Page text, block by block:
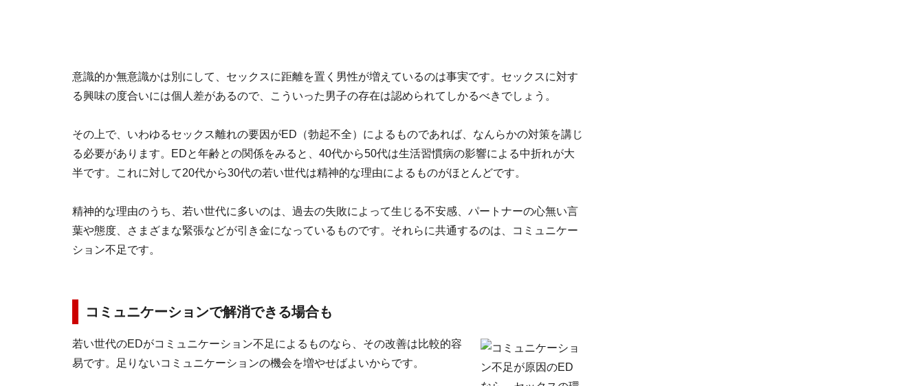
意識的か無意識かは別にして、セックスに距離を置く男性が増えているのは事実です。セックスに対す
る興味の度合いには個人差があるので、こういった男子の存在は認められてしかるべきでしょう。
その上で、いわゆるセックス離れの要因がED（勃起不全）によるものであれば、なんらかの対策を講じ
る必要があります。EDと年齢との関係をみると、40代から50代は生活習慣病の影響による中折れが大
半です。これに対して20代から30代の若い世代は精神的な理由によるものがほとんどです。
精神的な理由のうち、若い世代に多いのは、過去の失敗によって生じる不安感、パートナーの心無い言
葉や態度、さまざまな緊張などが引き金になっているものです。それらに共通するのは、コミュニケー
ション不足です。
コミュニケーションで解消できる場合も
若い世代のEDがコミュニケーション不足によるものなら、その改善は比較的容
易です。足りないコミュニケーションの機会を増やせばよいからです。